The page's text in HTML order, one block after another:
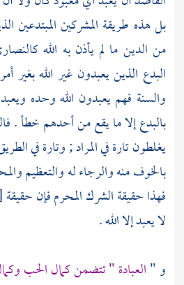
بل هذه طريقة المشركينالمبتدعين
من الدين ما لم يأذن به الله
البدع الذين يعبدون غير الله بغير
والسنة فهم يعبدون الله وحده
بالبدع إلا ما يقع من أحدهم خطأ .
يغلطون تارة في المراد ; وتارة في
بالخوف منه والرجاء له والتعظيم
فهذا حقيقة الشرك المحرم فإن حقيقة
لا يعبد إلا الله .
و "العبادة " تتضمن كمال الحب